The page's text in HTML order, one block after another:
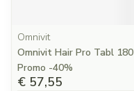
Omnivit
Omnivit Hair Pro Tabl 180
Promo -40%
€ 57,55